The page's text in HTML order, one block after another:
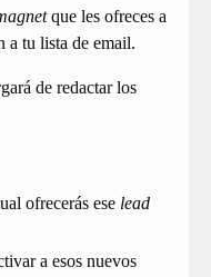
que les ofreces a
a tu lista de email.
de redactar los
ofrecerás ese lead
a esos nuevos